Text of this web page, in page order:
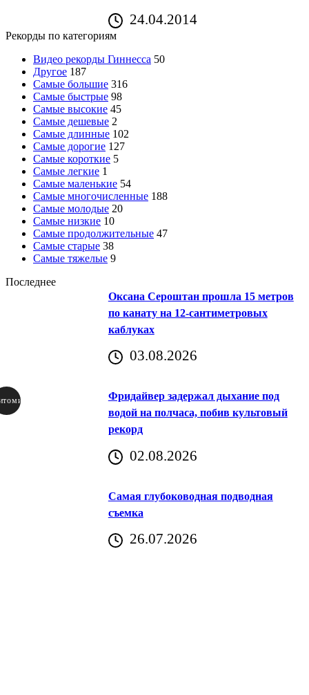
24.04.2014
Рекорды по категориям
Видео рекорды Гиннесса 50
Другое 187
Самые большие 316
Самые быстрые 98
Самые высокие 45
Самые дешевые 2
Самые длинные 102
Самые дорогие 127
Самые короткие 5
Самые легкие 1
Самые маленькие 54
Самые многочисленные 188
Самые молодые 20
Самые низкие 10
Самые продолжительные 47
Самые старые 38
Самые тяжелые 9
Последнее
Оксана Сероштан прошла 15 метров
по канату на 12-сантиметровых
каблуках
03.08.2026
Фридайвер задержал дыхание под
водой на полчаса, побив культовый
рекорд
02.08.2026
Самая глубоководная подводная
съемка
26.07.2026